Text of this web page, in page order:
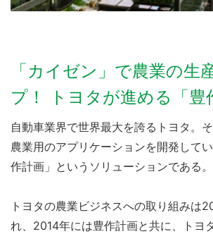
「カイゼン」で農業の生
プ！ トヨタが進める「豊
自動車業界で世界最大を誇るトヨタ。
農業用のアプリケーションを開発して
作計画」というソリューションである。
トヨタの農業ビジネスへの取り組みは
れ、2014年には豊作計画と共に、トヨ